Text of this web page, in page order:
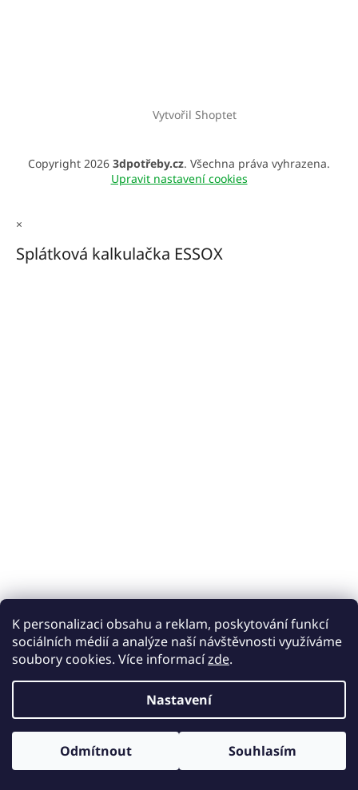
K personalizaci obsahu a reklam, poskytování funkcí
sociálních médií a analýze naší návštěvnosti využíváme
soubory cookies. Více informacízde.
Nastavení
Odmítnout Souhlasím
Vytvořil Shoptet
Copyright 2026 3dpotřeby.cz. Všechna práva vyhrazena.
Upravit nastavení cookies
×
Splátková kalkulačka ESSOX